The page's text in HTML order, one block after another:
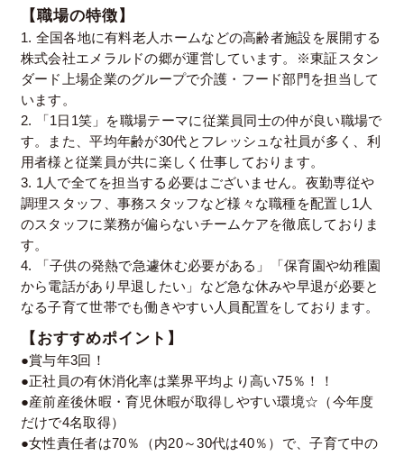
【職場の特徴】
1. 全国各地に有料老人ホームなどの高齢者施設を展開する
株式会社エメラルドの郷が運営しています。※東証スタン
ダード上場企業のグループで介護・フード部門を担当して
います。
2. 「1日1笑」を職場テーマに従業員同士の仲が良い職場で
す。また、平均年齢が30代とフレッシュな社員が多く、利
用者様と従業員が共に楽しく仕事しております。
3. 1人で全てを担当する必要はございません。夜勤専従や
調理スタッフ、事務スタッフなど様々な職種を配置し1人
のスタッフに業務が偏らないチームケアを徹底しておりま
す。
4. 「子供の発熱で急遽休む必要がある」「保育園や幼稚園
から電話があり早退したい」など急な休みや早退が必要と
なる子育て世帯でも働きやすい人員配置をしております。
【おすすめポイント】
●賞与年3回！
●正社員の有休消化率は業界平均より高い75％！！
●産前産後休暇・育児休暇が取得しやすい環境☆（今年度
だけで4名取得）
●女性責任者は70％（内20～30代は40％）で、子育て中の